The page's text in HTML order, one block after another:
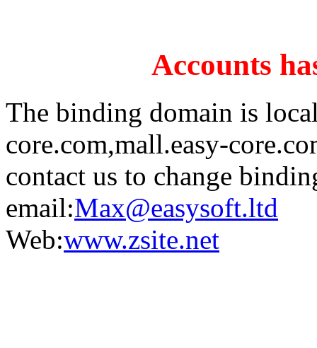
Accounts
The binding domain is
core.com,mall.easy-
contact us to change
email:Max@easysoft.ltd
Web:www.zsite.net